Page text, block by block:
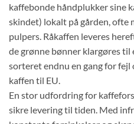
kaffebonde håndplukker sine
skindet) lokalt på gården, ofte
pulpers. Råkaffen leveres
de grønne bønner klargøres til
sorteret endnu en gang for fejl
kaffen til EU.
En stor udfordring for
sikre levering til tiden. Med